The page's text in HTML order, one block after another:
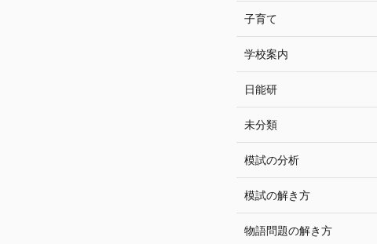
子育て
学校案内
日能研
未分類
模試の分析
模試の解き方
物語問題の解き方